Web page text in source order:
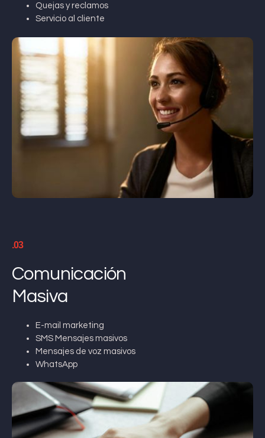
Quejas y reclamos
Servicio al cliente
.03
Comunicación
Masiva
E-mail marketing
SMS Mensajes masivos
Mensajes de voz masivos
WhatsApp